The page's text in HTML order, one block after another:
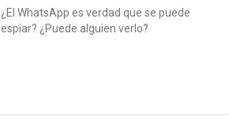
¿El WhatsApp es verdad que se puede
espiar? ¿Puede alguien verlo?